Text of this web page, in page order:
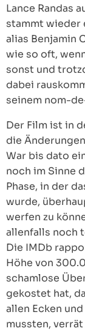
Lance Randas
stammt wieder
alias Benjamin
wie so oft,
sonst und
dabei
seinem nom-
Der Film ist in
die
War bis dato
noch im Sinne
Phase, in der
wurde,
werfen zu
allenfalls noch
Die IMDb
Höhe von
schamlose
gekostet hat,
allen Ecken
mussten,